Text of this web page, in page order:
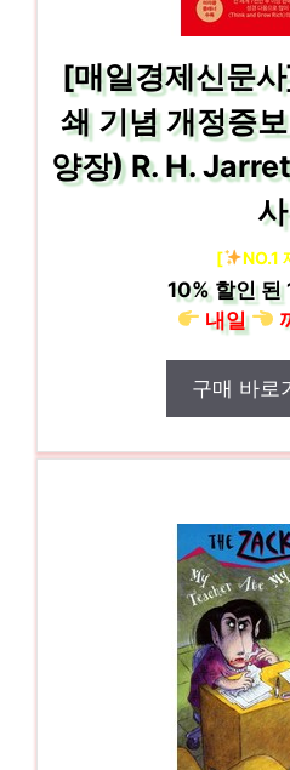
[매일경제신문
쇄 기념 개정증
양장) R. H.
사
[ NO.1
10%할인 된
내일
구매 바로